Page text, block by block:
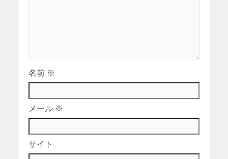
名前 ※
メール ※
サイト